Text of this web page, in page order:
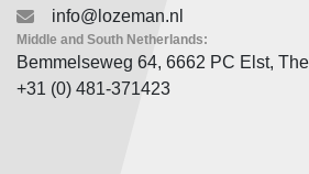
Middle and South Netherlands:
Bemmelseweg 64, 6662 PC Elst,
+31 (0) 481-371423
info@lozeman.nl